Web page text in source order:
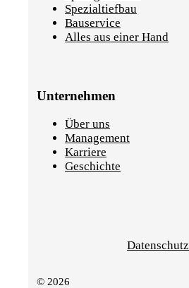
Spezialtiefbau
Bauservice
Alles aus einer Hand
Unternehmen
Über uns
Management
Karriere
Geschichte
Datenschutz
© 2026